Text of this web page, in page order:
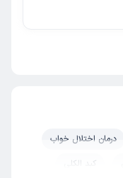
درمان اختلال خواب
کبد الکلی